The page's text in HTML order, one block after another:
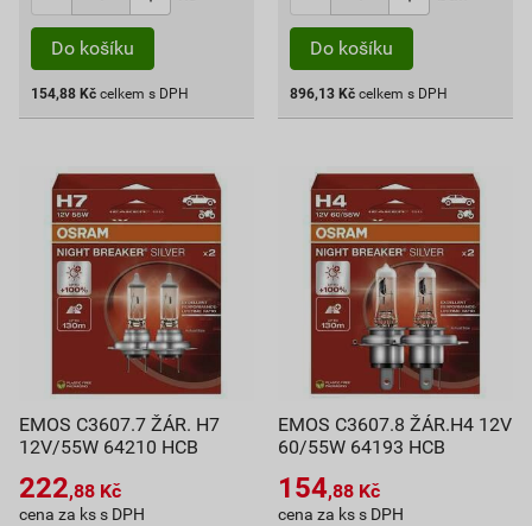
Do košíku
154,88 Kč celkem s DPH
Do košíku
896,13 Kč celkem s DPH
EMOS C3607.7 ŽÁR. H7
12V/55W 64210 HCB
222,88 Kč
cena za ks s DPH
EMOS C3607.8 ŽÁR.H4 12V
60/55W 64193 HCB
154,88 Kč
cena za ks s DPH